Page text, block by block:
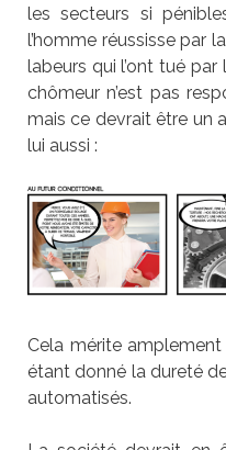
les secteurs si
l’homme réussisse par
labeurs qui l’ont tué
chômeur n’est pas
mais ce devrait être un
lui aussi :
Cela mérite
étant donné la dureté
automatisés.